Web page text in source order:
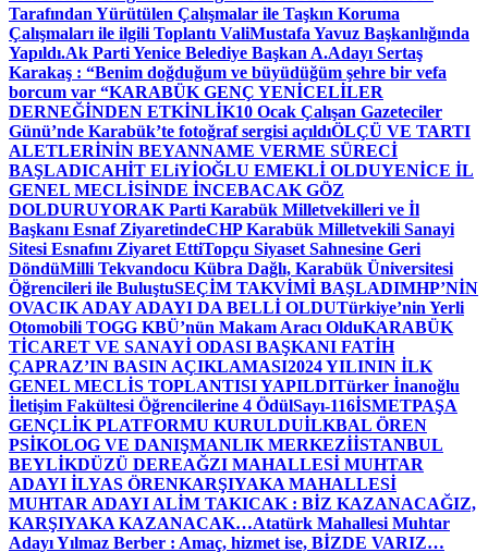
Tarafından Yürütülen Çalışmalar ile Taşkın Koruma
Çalışmaları ile ilgili Toplantı ValiMustafa Yavuz Başkanlığında
Yapıldı.Ak Parti Yenice Belediye Başkan A.Adayı Sertaş
Karakaş : “Benim doğduğum ve büyüdüğüm şehre bir vefa
borcum var “KARABÜK GENÇ YENİCELİLER
DERNEĞİNDEN ETKİNLİK10 Ocak Çalışan Gazeteciler
Günü’nde Karabük’te fotoğraf sergisi açıldıÖLÇÜ VE TARTI
ALETLERİNİN BEYANNAME VERME SÜRECİ
BAŞLADICAHİT ELiYİOĞLU EMEKLİ OLDUYENİCE İL
GENEL MECLİSİNDE İNCEBACAK GÖZ
DOLDURUYORAK Parti Karabük Milletvekilleri ve İl
Başkanı Esnaf ZiyaretindeCHP Karabük Milletvekili Sanayi
Sitesi Esnafını Ziyaret EttiTopçu Siyaset Sahnesine Geri
DöndüMilli Tekvandocu Kübra Dağlı, Karabük Üniversitesi
Öğrencileri ile BuluştuSEÇİM TAKVİMİ BAŞLADIMHP’NİN
OVACIK ADAY ADAYI DA BELLİ OLDUTürkiye’nin Yerli
Otomobili TOGG KBÜ’nün Makam Aracı OlduKARABÜK
TİCARET VE SANAYİ ODASI BAŞKANI FATİH
ÇAPRAZ’IN BASIN AÇIKLAMASI2024 YILININ İLK
GENEL MECLİS TOPLANTISI YAPILDITürker İnanoğlu
İletişim Fakültesi Öğrencilerine 4 ÖdülSayı-116İSMETPAŞA
GENÇLİK PLATFORMU KURULDUİLKBAL ÖREN
PSİKOLOG VE DANIŞMANLIK MERKEZİİSTANBUL
BEYLİKDÜZÜ DEREAĞZI MAHALLESİ MUHTAR
ADAYI İLYAS ÖRENKARŞIYAKA MAHALLESİ
MUHTAR ADAYI ALİM TAKICAK : BİZ KAZANACAĞIZ,
KARŞIYAKA KAZANACAK…Atatürk Mahallesi Muhtar
Adayı Yılmaz Berber : Amaç, hizmet ise, BİZDE VARIZ…